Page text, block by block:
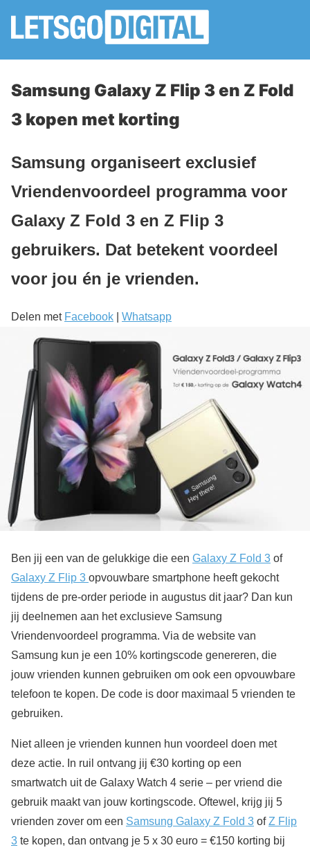
Samsung Galaxy Z Flip 3 en Z Fold
3 kopen met korting
Samsung organiseert exclusief
Vriendenvoordeel programma voor
Galaxy Z Fold 3 en Z Flip 3
gebruikers. Dat betekent voordeel
voor jou én je vrienden.
Delen met Facebook Whatsapp
Ben jij een van de gelukkige die een Galaxy Z Fold 3 of
Galaxy Z Flip 3 opvouwbare smartphone heeft gekocht
tijdens de pre-order periode in augustus dit jaar? Dan kun
jij deelnemen aan het exclusieve Samsung
Vriendenvoordeel programma. Via de website van
Samsung kun je een 10% kortingscode genereren, die
jouw vrienden kunnen gebruiken om ook een opvouwbare
telefoon te kopen. De code is door maximaal 5 vrienden te
gebruiken.
Niet alleen je vrienden kunnen hun voordeel doen met
deze actie. In ruil ontvang jij €30 korting op een
smartwatch uit de Galaxy Watch 4 serie – per vriend die
gebruik maakt van jouw kortingscode. Oftewel, krijg jij 5
vrienden zover om een Samsung Galaxy Z Fold 3 ofZ Flip
3 te kopen, dan ontvang je 5 x 30 euro = €150 korting bij